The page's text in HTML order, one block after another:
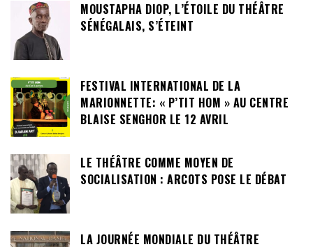
MOUSTAPHA DIOP, L’ÉTOILE DU THÉÂTRE
SÉNÉGALAIS, S’ÉTEINT
FESTIVAL INTERNATIONAL DE LA
MARIONNETTE: « P’TIT HOM » AU CENTRE
BLAISE SENGHOR LE 12 AVRIL
LE THÉÂTRE COMME MOYEN DE
SOCIALISATION : ARCOTS POSE LE DÉBAT
LA JOURNÉE MONDIALE DU THÉÂTRE